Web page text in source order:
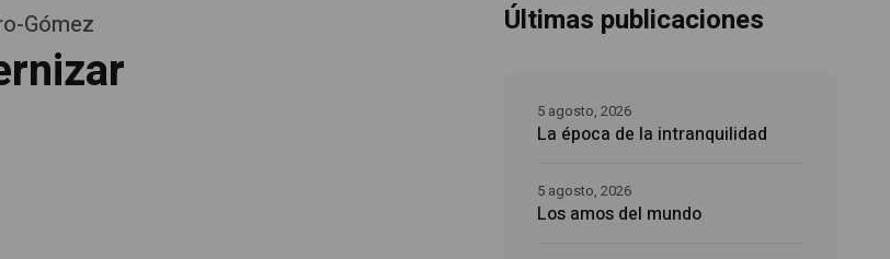
Gómez Últimas publicaciones
La época de la intranquilidad
5 agosto, 2026
Los amos del mundo
5 agosto, 2026